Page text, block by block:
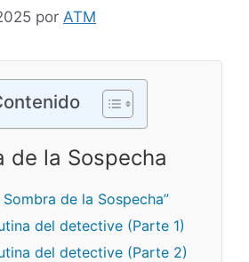
por ATM
de la Sospecha
de la Sospecha”
del detective (Parte 1)
del detective (Parte 2)